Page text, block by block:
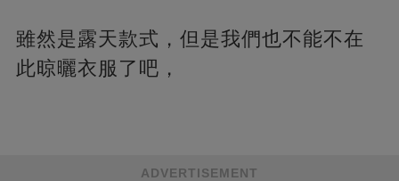
雖然是露天款式，但是我們也不能不在
此晾曬衣服了吧，
ADVERTISEMENT